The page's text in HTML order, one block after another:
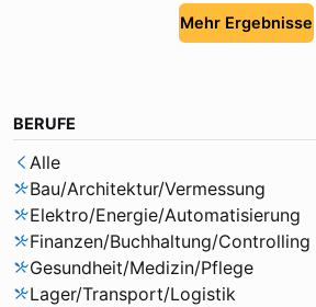
Mehr Ergebnisse
BERUFE
Alle
Bau/Architektur/Vermessung
Elektro/Energie/Automatisierung
Finanzen/Buchhaltung/Controlling
Gesundheit/Medizin/Pflege
Lager/Transport/Logistik